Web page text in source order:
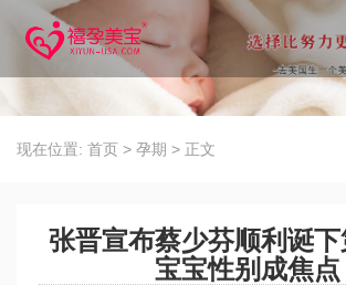
现在位置: 首页 > 孕期 > 正文
张晋宣布蔡少芬顺利诞下
宝宝性别成焦点